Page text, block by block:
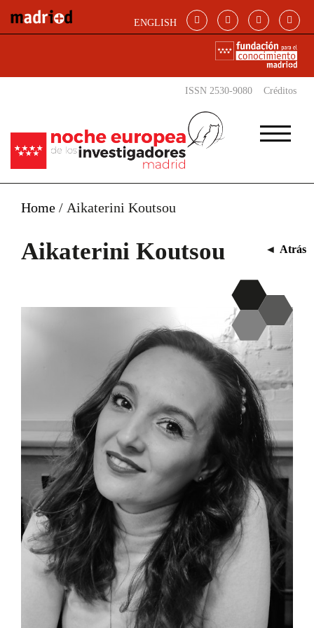
ENGLISH
ISSN 2530-9080 Créditos
Home / Aikaterini Koutsou
Aikaterini Koutsou ◄ Atrás